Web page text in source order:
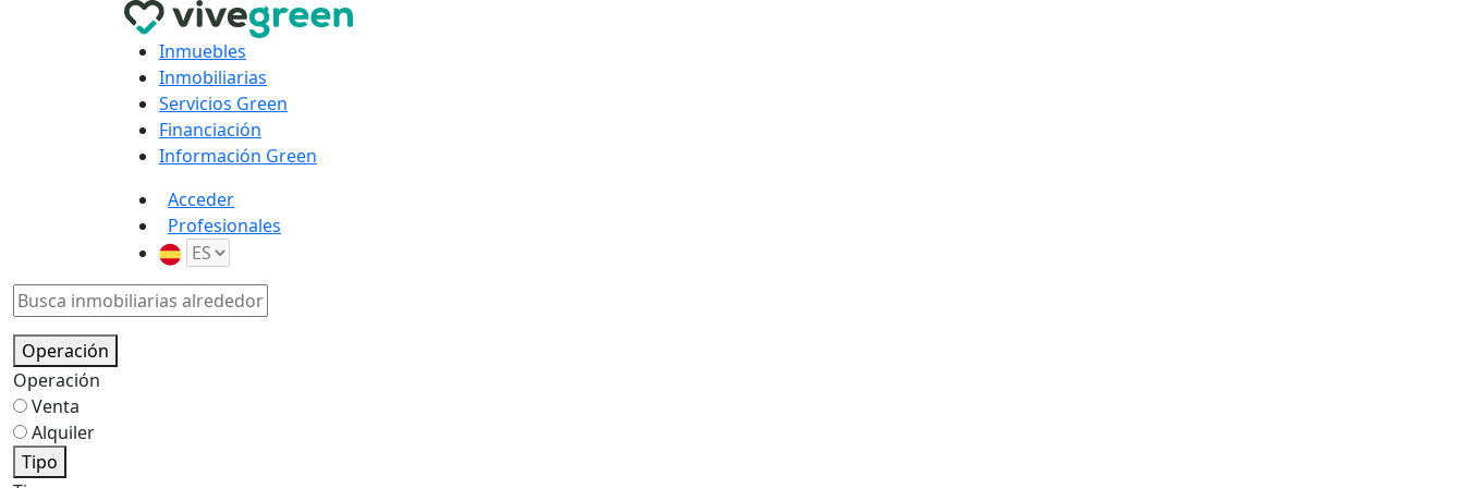
Inmuebles
Inmobiliarias
Servicios Green
Financiación
Información Green
Acceder
Profesionales
Operación
Operación
Venta
Alquiler
Tipo